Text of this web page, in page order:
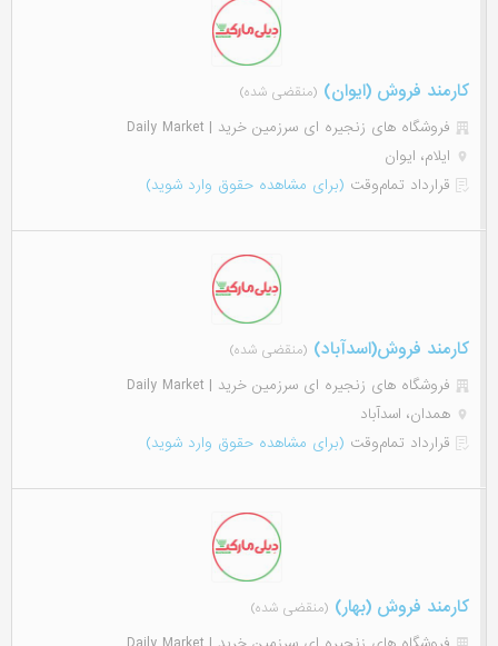
کارمند فروش (ایوان) (منقضی شده)
فروشگاه های زنجیره ای سرزمین خرید | Daily Market
ایلام، ایوان
قرارداد تمام‌وقت (برای مشاهده حقوق وارد شوید)
کارمند فروش(اسدآباد) (منقضی شده)
فروشگاه های زنجیره ای سرزمین خرید | Daily Market
همدان، اسدآباد
قرارداد تمام‌وقت (برای مشاهده حقوق وارد شوید)
کارمند فروش (بهار) (منقضی شده)